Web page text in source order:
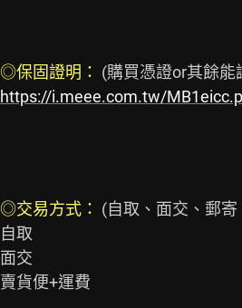
◎保固證明：
https://i.meee.com.tw/
◎交易方式： (自取、面交、郵寄
自取
面交
賣貨便+運費